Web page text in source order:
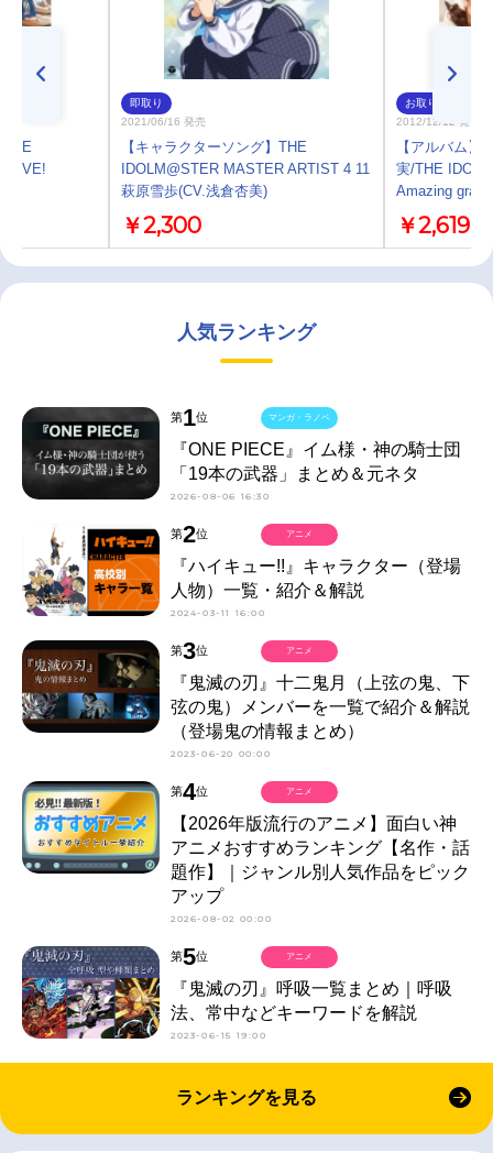
LIVE!
即取り
2021/06/16 発売
【キャラクターソング】THE
IDOLM@STER MASTER ARTIST 4 11
萩原雪歩(CV.浅倉杏美)
￥2,300
お取り寄せ
2012/12/12 発売
【アルバム】
実/THE
Amazing grace
￥2,619
人気ランキング
第1位
『ONE PIECE』イム様・神の騎士団
「19本の武器」まとめ＆元ネタ
2026-08-06 16:30
マンガ・ラノベ
第2位
『ハイキュー!!』キャラクター（登場
人物）一覧・紹介＆解説
2024-03-11 16:00
アニメ
第3位
『鬼滅の刃』十二鬼月（上弦の鬼、下
弦の鬼）メンバーを一覧で紹介＆解説
（登場鬼の情報まとめ）
2023-06-20 00:00
アニメ
第4位
【2026年版流行のアニメ】面白い神
アニメおすすめランキング【名作・話
題作】｜ジャンル別人気作品をピック
アップ
2026-08-02 00:00
アニメ
第5位
『鬼滅の刃』呼吸一覧まとめ｜呼吸
法、常中などキーワードを解説
2023-06-15 19:00
アニメ
ランキングを見る